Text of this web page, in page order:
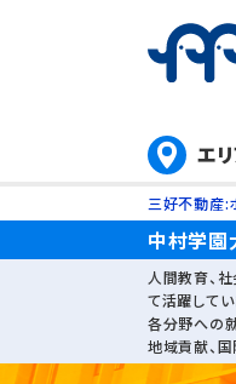
エ
三好不動産:
中村学園
人間教育、
て活躍してい
各分野への
地域貢献、